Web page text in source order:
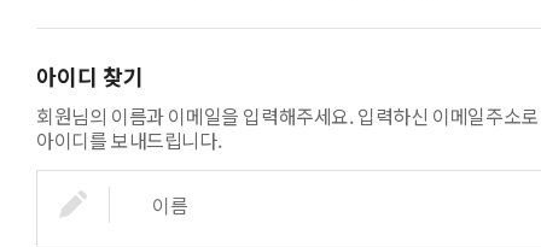
아이디 찾기
회원님의 이름과 이메일을 입력해주세요. 입력하신 이메일주소로
아이디를 보내드립니다.